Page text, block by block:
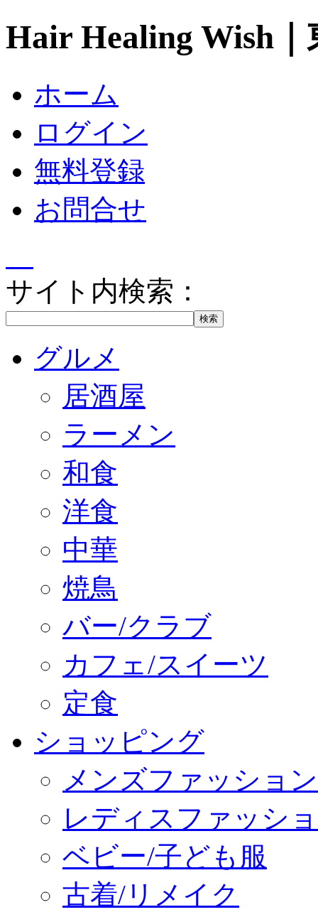
Hair Healing Wish
ホーム
ログイン
無料登録
お問合せ
サイト内検索：
グルメ
居酒屋
ラーメン
和食
洋食
中華
焼鳥
バー/クラブ
カフェ/スイーツ
定食
ショッピング
メンズファッション
レディスファッシ
ベビー/子ども服
古着/リメイク